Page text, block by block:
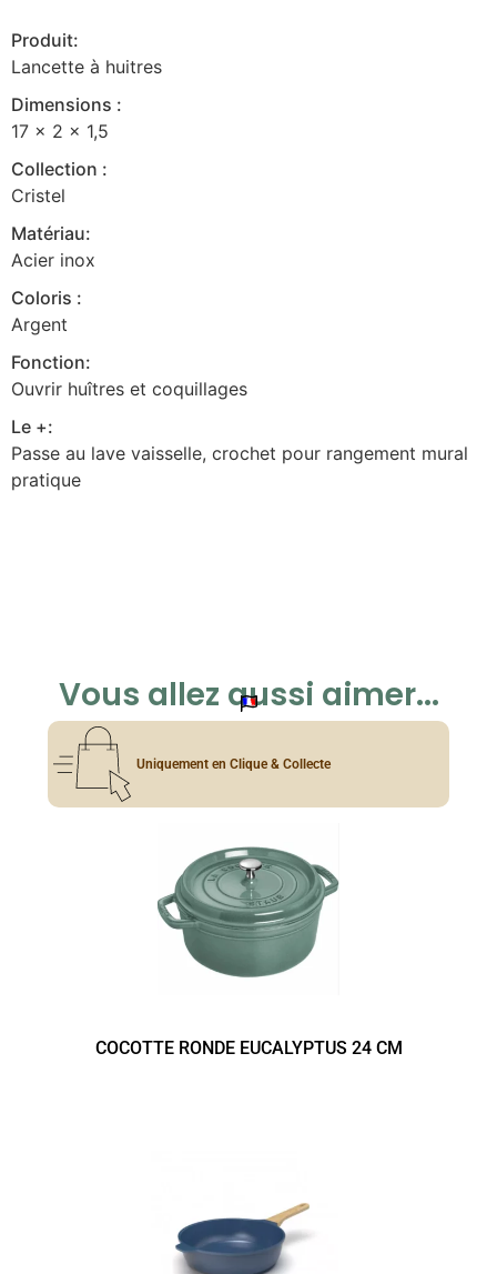
Produit:
Lancette à huitres
Dimensions :
17 x 2 x 1,5
Collection :
Cristel
Matériau:
Acier inox
Coloris :
Argent
Fonction:
Ouvrir huîtres et coquillages
Le +:
Passe au lave vaisselle, crochet pour rangement mural
pratique
Vous allez aussi aimer...
Uniquement en Clique & Collecte
COCOTTE RONDE EUCALYPTUS 24 CM